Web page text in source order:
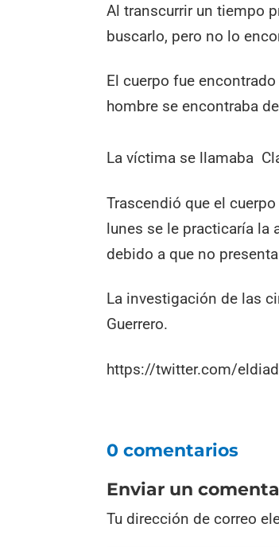
Al transcurrir un tiempo
buscarlo, pero no lo
El cuerpo fue
hombre se encontraba
La víctima se llamaba
Trascendió que el
lunes se le practicaría la
debido a que no
La investigación de las
Guerrero.
https://twitter.com/
0 comentarios
Enviar un
Tu dirección de correo